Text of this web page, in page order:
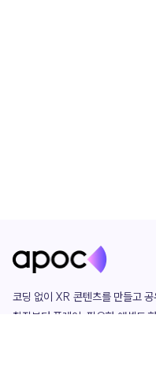
코딩 없이 XR 콘텐츠를 만들고 공
창작부터 플레이, 필요한 애셋도